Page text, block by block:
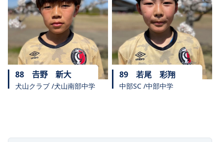
88 𠮷野 新大
犬山クラブ /犬山南部中学
89 若尾 彩翔
中部SC /中部中学